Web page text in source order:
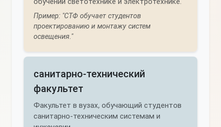
Пример: "СТФ обучает студентов
проектированию и монтажу систем
освещения."
санитарно-технический
факультет
Факультет в вузах, обучающий студентов
санитарно-техническим системам и